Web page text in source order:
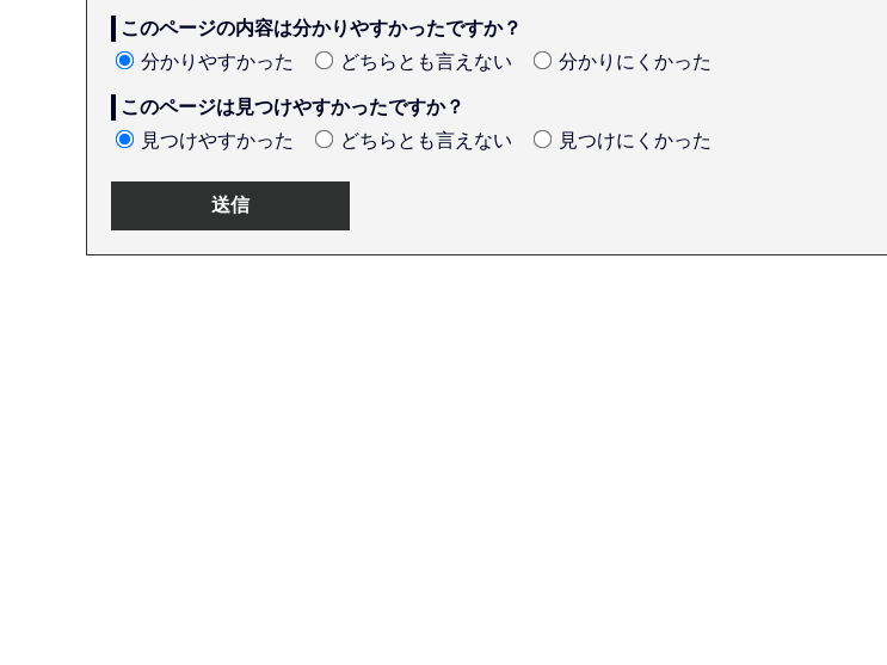
このページの内容は分かりやすかったですか？
分かりやすかった
どちらとも言えない 分かりにくかった
このページは見つけやすかったですか？
見つけやすかった
どちらとも言えない 見つけにくかった